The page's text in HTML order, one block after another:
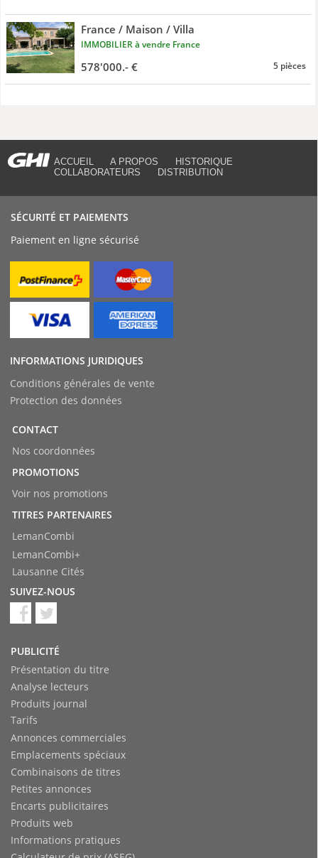
France / Maison / Villa
IMMOBILIER à vendre France
578'000.- € 5 pièces
ACCUEIL A PROPOS
HISTORIQUE
COLLABORATEURS
DISTRIBUTION
PUBLICITÉ
Présentation du titre
Analyse lecteurs
Produits journal
Tarifs
Annonces commerciales
Emplacements spéciaux
Combinaisons de titres
Petites annonces
Encarts publicitaires
Produits web
Informations pratiques
SÉCURITÉ ET PAIEMENTS
Paiement en ligne sécurisé
INFORMATIONS JURIDIQUES
Conditions générales de vente
Protection des données
CONTACT
Nos coordonnées
PROMOTIONS
Voir nos promotions
TITRES PARTENAIRES
LemanCombi
LemanCombi+
Lausanne Cités
SUIVEZ-NOUS